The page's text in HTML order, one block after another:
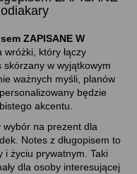
ZAPISANE W
który łączy
w wyjątkowym
ważnych myśli, planów
będzie
akcentu.
na prezent dla
Notes z długopisem to
i życiu prywatnym. Taki
dla osoby interesującej